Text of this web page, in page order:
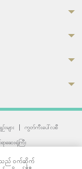
များ |
ကွတ်ကီးပေါ်လစီ
ဆေးရုံကြီး
သူသည် ဝက်ဆိုက်